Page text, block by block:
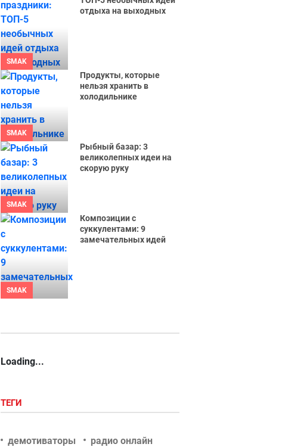
SMAK
отдыха на выходных
SMAK
Продукты, которые
нельзя хранить в
холодильнике
SMAK
Рыбный базар: 3
великолепных идеи на
скорую руку
SMAK
Композиции с
суккулентами: 9
замечательных идей
Loading...
ТЕГИ
демотиваторы
радио онлайн